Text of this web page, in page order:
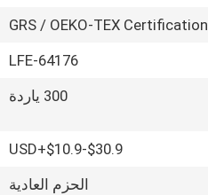
GRS / OEKO-TEX Certification
LFE-64176
300 ياردة
USD+$10.9-$30.9
الحزم العادية